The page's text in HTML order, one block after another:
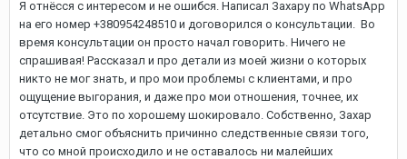
Я отнёсся с интересом и не ошибся. Написал Захару по WhatsApp
на его номер +380954248510 и договорился о консультации. Во
время консультации он просто начал говорить. Ничего не
спрашивая! Рассказал и про детали из моей жизни о которых
никто не мог знать, и про мои проблемы с клиентами, и про
ощущение выгорания, и даже про мои отношения, точнее, их
отсутствие. Это по хорошему шокировало. Собственно, Захар
детально смог объяснить причинно следственные связи того,
что со мной происходило и не оставалось ни малейших